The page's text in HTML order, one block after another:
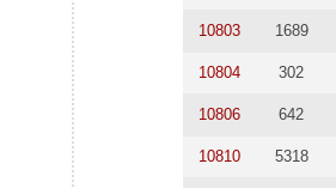
10803 1689
10804 302
10806 642
10810 5318